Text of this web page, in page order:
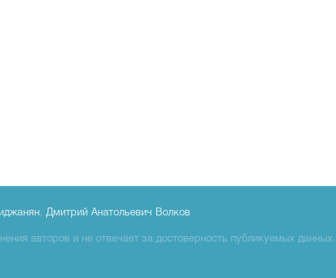
, Дмитрий Анатольевич Волков
авторов и не отвечает за достоверность публикуемых данных.